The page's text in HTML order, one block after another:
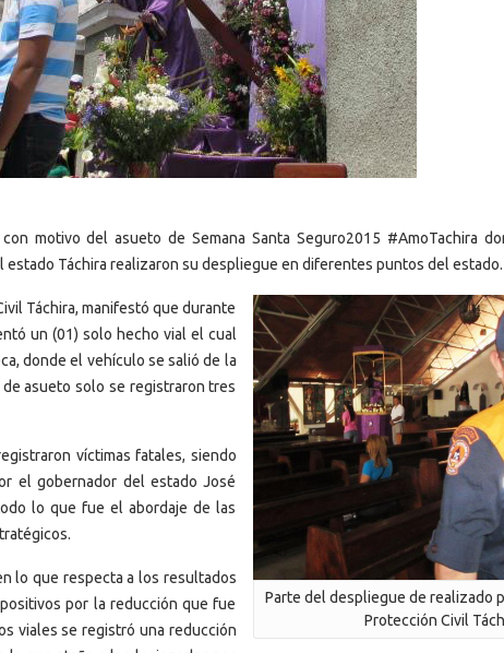
motivo del asueto de Semana Santa Seguro2015 #AmoTachira
Táchira realizaron su despliegue en diferentes puntos del estado.
Parte del despliegue de realizado
Protección Civil
Táchira, manifestó que durante
un (01) solo hecho vial el cual
donde el vehículo se salió de la
asueto solo se registraron tres
víctimas fatales, siendo
el gobernador del estado José
lo que fue el abordaje de las
lo que respecta a los resultados
por la reducción que fue
viales se registró una reducción